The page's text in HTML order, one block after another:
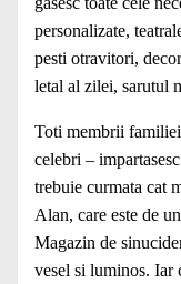
personalizate,
pesti otravitori,
letal al zilei, sarutul
Toti membrii
celebri –
trebuie curmata cat
Alan, care este de
Magazin de
vesel si luminos. Iar